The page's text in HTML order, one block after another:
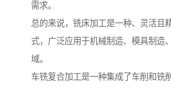
需求。
总的来说，铣床加工是一种、灵活且
式，广泛应用于机械制造、模具制造
域。
车铣复合加工是一种集成了车削和铣